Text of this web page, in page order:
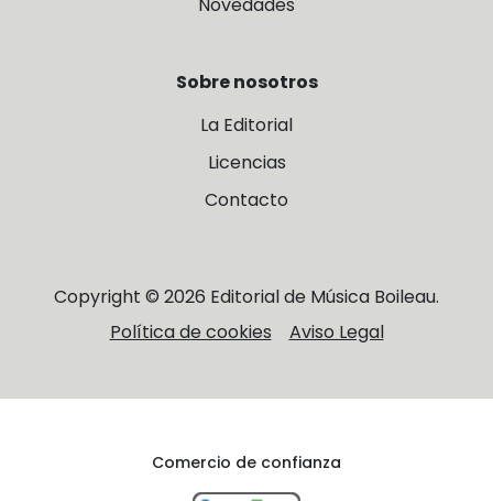
Novedades
Sobre nosotros
La Editorial
Licencias
Contacto
Copyright © 2026 Editorial de Música Boileau.
Política de cookies
Aviso Legal
Comercio de confianza